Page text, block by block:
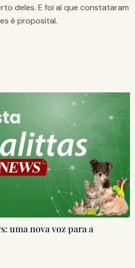
deles. E foi aí que constataram
é proposital.
uma nova voz para a